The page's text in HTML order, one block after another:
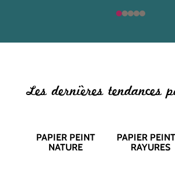
Les dernières tendances
PAPIER PEINT
NATURE
PAPIER
RAYURES